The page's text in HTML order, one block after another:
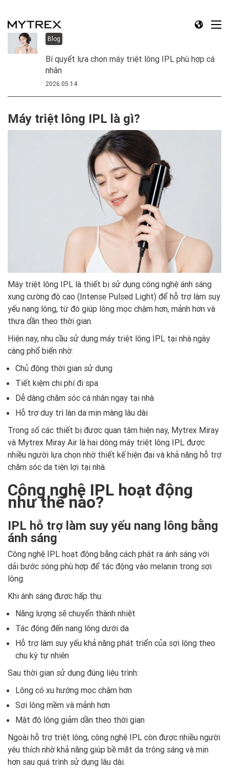
Blog
Bí quyết lựa chọn máy triệt lông IPL phù hợp cá
nhân
2026.05.14
Máy triệt lông IPL là gì?
Máy triệt lông IPL là thiết bị sử dụng công nghệ ánh sáng
xung cường độ cao (Intense Pulsed Light) để hỗ trợ làm suy
yếu nang lông, từ đó giúp lông mọc chậm hơn, mảnh hơn và
thưa dần theo thời gian.
Hiện nay, nhu cầu sử dụng máy triệt lông IPL tại nhà ngày
càng phổ biến nhờ:
Chủ động thời gian sử dụng
Tiết kiệm chi phí đi spa
Dễ dàng chăm sóc cá nhân ngay tại nhà
Hỗ trợ duy trì làn da mịn màng lâu dài
Trong số các thiết bị được quan tâm hiện nay, Mytrex Miray
và Mytrex Miray Air là hai dòng máy triệt lông IPL được
nhiều người lựa chọn nhờ thiết kế hiện đại và khả năng hỗ trợ
chăm sóc da tiện lợi tại nhà.
Công nghệ IPL hoạt động
như thế nào?
IPL hỗ trợ làm suy yếu nang lông bằng
ánh sáng
Công nghệ IPL hoạt động bằng cách phát ra ánh sáng với
dải bước sóng phù hợp để tác động vào melanin trong sợi
lông.
Khi ánh sáng được hấp thụ:
Năng lượng sẽ chuyển thành nhiệt
Tác động đến nang lông dưới da
Hỗ trợ làm suy yếu khả năng phát triển của sợi lông theo
chu kỳ tự nhiên
Sau thời gian sử dụng đúng liệu trình:
Lông có xu hướng mọc chậm hơn
Sợi lông mềm và mảnh hơn
Mật độ lông giảm dần theo thời gian
Ngoài hỗ trợ triệt lông, công nghệ IPL còn được nhiều người
yêu thích nhờ khả năng giúp bề mặt da trông sáng và mịn
hơn sau quá trình sử dụng lâu dài.